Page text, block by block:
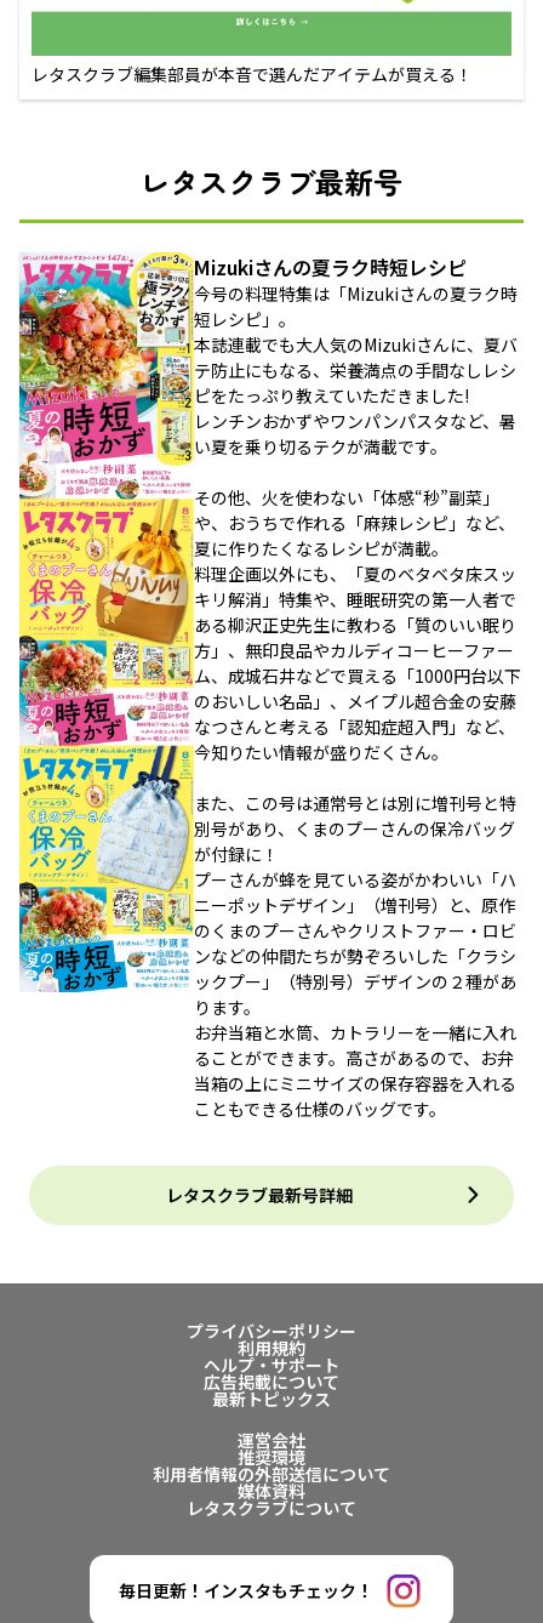
レタスクラブ編集部員が本音で選んだアイテムが買える！
レタスクラブ最新号
Mizukiさんの夏ラク時短レシピ
今号の料理特集は「Mizukiさんの夏ラク時
短レシピ」。
本誌連載でも大人気のMizukiさんに、夏バ
テ防止にもなる、栄養満点の手間なしレシ
ピをたっぷり教えていただきました!
レンチンおかずやワンパンパスタなど、暑
い夏を乗り切るテクが満載です。
その他、火を使わない「体感“秒”副菜」
や、おうちで作れる「麻辣レシピ」など、
夏に作りたくなるレシピが満載。
料理企画以外にも、「夏のベタベタ床スッ
キリ解消」特集や、睡眠研究の第一人者で
ある柳沢正史先生に教わる「質のいい眠り
方」、無印良品やカルディコーヒーファー
ム、成城石井などで買える「1000円台以下
のおいしい名品」、メイプル超合金の安藤
なつさんと考える「認知症超入門」など、
今知りたい情報が盛りだくさん。
また、この号は通常号とは別に増刊号と特
別号があり、くまのプーさんの保冷バッグ
が付録に！
プーさんが蜂を見ている姿がかわいい「ハ
ニーポットデザイン」（増刊号）と、原作
のくまのプーさんやクリストファー・ロビ
ンなどの仲間たちが勢ぞろいした「クラシ
ックプー」（特別号）デザインの２種があ
ります。
お弁当箱と水筒、カトラリーを一緒に入れ
ることができます。高さがあるので、お弁
当箱の上にミニサイズの保存容器を入れる
こともできる仕様のバッグです。
レタスクラブ最新号詳細
プライバシーポリシー
利用規約
ヘルプ・サポート
広告掲載について
最新トピックス
運営会社
推奨環境
利用者情報の外部送信について
媒体資料
レタスクラブについて
毎日更新！インスタもチェック！